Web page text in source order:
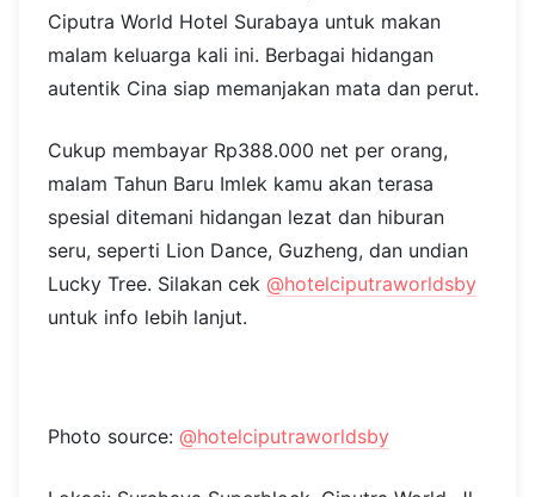
Ciputra World Hotel Surabaya untuk makan
malam keluarga kali ini. Berbagai hidangan
autentik Cina siap memanjakan mata dan perut.
Cukup membayar Rp388.000 net per orang,
malam Tahun Baru Imlek kamu akan terasa
spesial ditemani hidangan lezat dan hiburan
seru, seperti Lion Dance, Guzheng, dan undian
Lucky Tree. Silakan cek @hotelciputraworldsby
untuk info lebih lanjut.